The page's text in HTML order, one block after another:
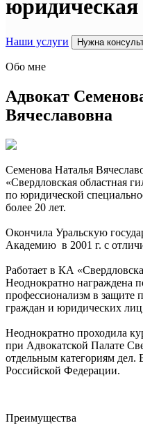
Наши услуги Нужна
Обо мне
Aдвoкaт
Вячeслaвoвнa
Семенова Наталья
«Свердловская областная
по юридической
более 20 лет.
Окончила Уральскую
Академию в 2001 г. с
Работает в КА
Неоднократно награждена
профессионализм в защите
граждан и юридических
Неоднократно проходила
при Адвокатской Палате
отдельным категориям
Российской Федерации.
Преимущества